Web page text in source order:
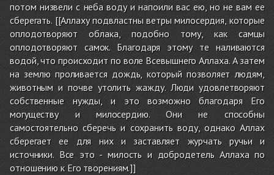
потом низвели с неба воду и напоили вас ею, но не вам ее
сберегать. [[Аллаху подвластны ветры милосердия, которые
оплодотворяют облака, подобно тому, как самцы
оплодотворяют самок. Благодаря этому те наливаются
водой, что происходит по воле Всевышнего Аллаха. А затем
на землю проливается дождь, который позволяет людям,
животным и почве утолить жажду. Люди удовлетворяют
собственные нужды, и это возможно благодаря Его
могуществу и милосердию. Они не способны
самостоятельно сберечь и сохранить воду, однако Аллах
сберегает ее для них и заставляет журчать ручьи и
источники. Все это - милость и добродетель Аллаха по
отношению к Его творениям.]]